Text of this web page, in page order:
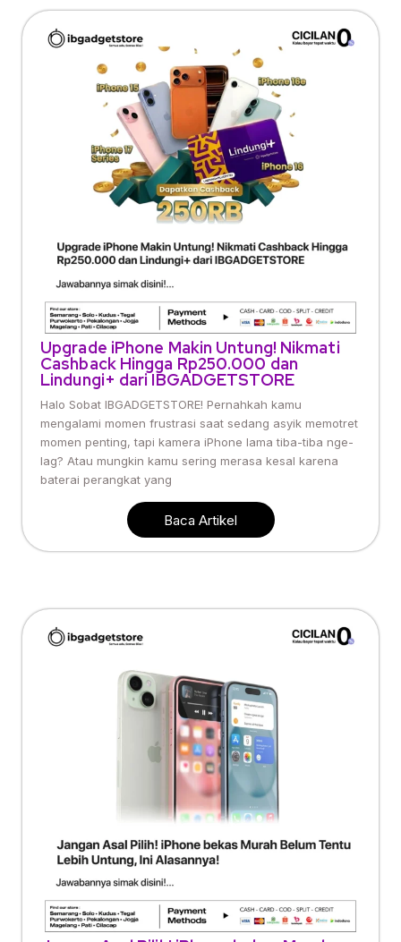
Upgrade iPhone Makin Untung! Nikmati
Cashback Hingga Rp250.000 dan
Lindungi+ dari IBGADGETSTORE
Halo Sobat IBGADGETSTORE! Pernahkah kamu
mengalami momen frustrasi saat sedang asyik memotret
momen penting, tapi kamera iPhone lama tiba-tiba nge-
lag? Atau mungkin kamu sering merasa kesal karena
baterai perangkat yang
Baca Artikel